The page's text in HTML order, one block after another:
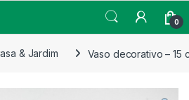
0
& Jardim Vaso decorativo – 15